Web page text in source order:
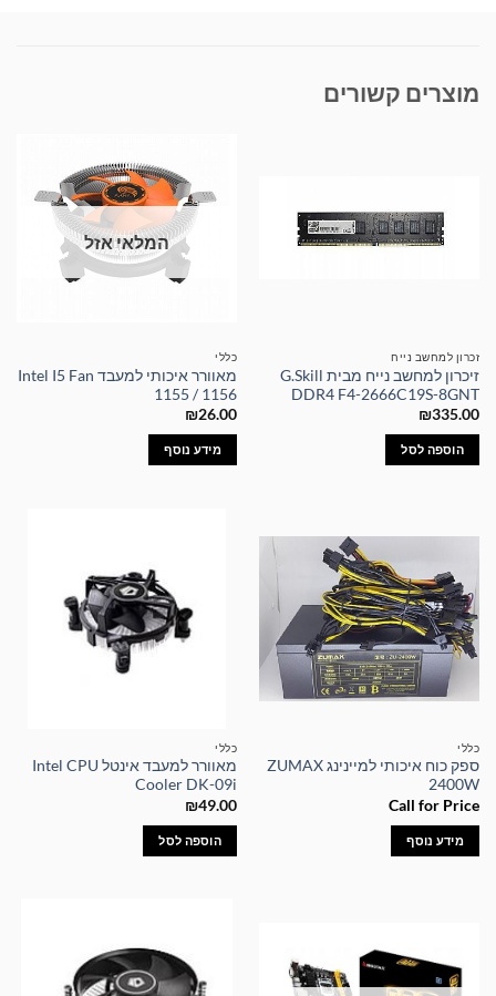
מוצרים קשורים
זכרון למחשב נייח
זיכרון למחשב נייח מבית G.Skill
DDR4 F4-2666C19S-8GNT
₪335.00
הוספה לסל
המלאי אזל
כללי
מאוורר איכותי למעבד Intel I5 Fan
1155 / 1156
₪26.00
מידע נוסף
כללי
ספק כוח איכותי למיינינג ZUMAX
2400W
Call for Price
מידע נוסף
כללי
מאוורר למעבד אינטל Intel CPU
Cooler DK-09i
₪49.00
הוספה לסל